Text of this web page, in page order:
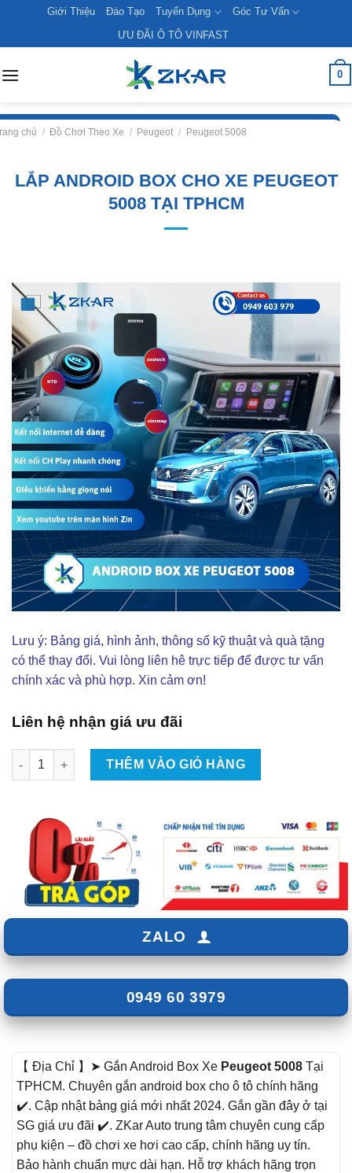
content
Giới Thiệu Đào Tạo Tuyển Dụng
Góc Tư Vấn
ƯU ĐÃI Ô TÔ VINFAST
0
chủ / Đồ Chơi Theo Xe / Peugeot / Peugeot 5008
LẮP ANDROID BOX CHO XE PEUGEOT
5008 TẠI TPHCM
Lưu ý: Bảng giá, hình ảnh, thông số kỹ thuật và quà tặng
có thể thay đổi. Vui lòng liên hê trực tiếp để được tư vấn
chính xác và phù hợp. Xin cảm ơn!
Liên hệ nhận giá ưu đãi
Lắp Android Box Cho Xe Peugeot 5008 Tại TpHCM số lượng
THÊM VÀO GIỎ HÀNG
ZALO
0949 60 3979
【 Địa Chỉ 】➤ Gắn Android Box Xe Peugeot 5008 Tại
TPHCM. Chuyên gắn android box cho ô tô chính hãng
✔️. Cập nhật bảng giá mới nhất 2024. Gắn gần đây ở tại
SG giá ưu đãi ✔️. ZKar Auto trung tâm chuyên cung cấp
phụ kiện – đồ chơi xe hơi cao cấp, chính hãng uy tín.
Bảo hành chuẩn mực dài hạn. Hỗ trợ khách hãng trọn